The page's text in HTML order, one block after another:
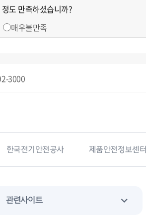
도 만족하셨습니까?
매우불만족
3000
한국전기안전공사 제품안전정보센터
관련사이트